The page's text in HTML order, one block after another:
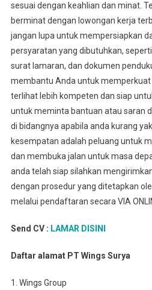
sesuai dengan keahlian dan minat.
berminat dengan lowongan kerja
jangan lupa untuk mempersiapkan
persyaratan yang dibutuhkan,
surat lamaran, dan dokumen
membantu Anda untuk
terlihat lebih kompeten dan siap
untuk meminta bantuan atau saran
di bidangnya apabila anda kurang
kesempatan adalah peluang untuk
dan membuka jalan untuk masa
anda telah siap silahkan
dengan prosedur yang ditetapkan
melalui pendaftaran secara VIA
Send CV : LAMAR DISINI
Daftar alamat PT Wings Surya
1. Wings Group